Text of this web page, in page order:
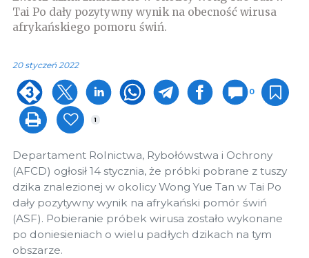
Tai Po dały pozytywny wynik na obecność wirusa
afrykańskiego pomoru świń.
20 styczeń 2022
0
1
Departament Rolnictwa, Rybołówstwa i Ochrony
(AFCD) ogłosił 14 stycznia, że ​​próbki pobrane z tuszy
dzika znalezionej w okolicy Wong Yue Tan w Tai Po
dały pozytywny wynik na afrykański pomór świń
(ASF). Pobieranie próbek wirusa zostało wykonane
po doniesieniach o wielu padłych dzikach na tym
obszarze.